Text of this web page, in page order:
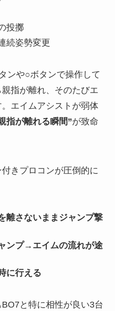
投擲
続姿勢変更
ンや○ボタンで操作して
指が離れ、そのたびエ
エイムアシストが弱体
指が離れる瞬間”が致命
きプロコンが圧倒的に
離さないままジャンプ撃
ンプ→エイムの流れが途
に行える
と特に相性が良い3台